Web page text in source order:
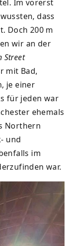
Im vorerst
dass
Doch 200 m
wir an der
Street
mit Bad,
je einer
für jeden war
ehemals
Northern
und
im
war.